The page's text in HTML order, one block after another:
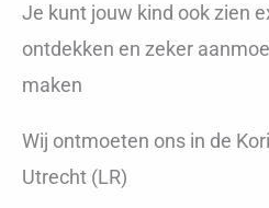
Je kunt jouw kind ook zien
ontdekken en zeker
maken
Wij ontmoeten ons in de
Utrecht (LR)